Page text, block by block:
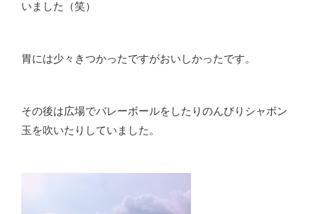
いました（笑）
胃には少々きつかったですがおいしかったです。
その後は広場でバレーボールをしたりのんびりシャボン
玉を吹いたりしていました。